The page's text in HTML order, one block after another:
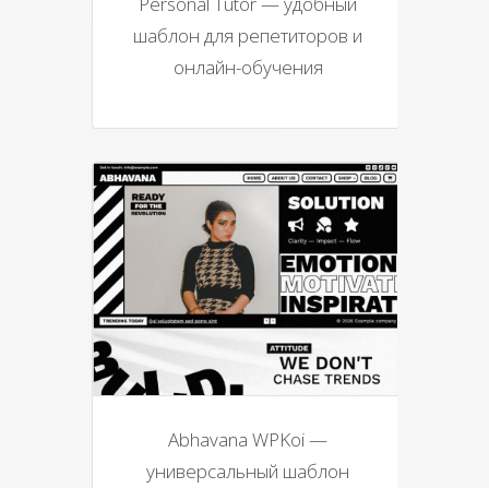
шаблон для репетиторов и
онлайн-обучения
Abhavana WPKoi —
универсальный шаблон